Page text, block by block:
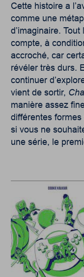
Cette histoire a
comme une
d’imaginaire.
compte, à
accroché, car
révéler très durs.
continuer
vient de sortir,
manière assez
différentes
si vous ne
une série, le